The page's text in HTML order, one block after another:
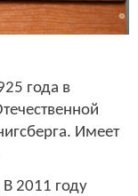
года в
Имеет
2011 году